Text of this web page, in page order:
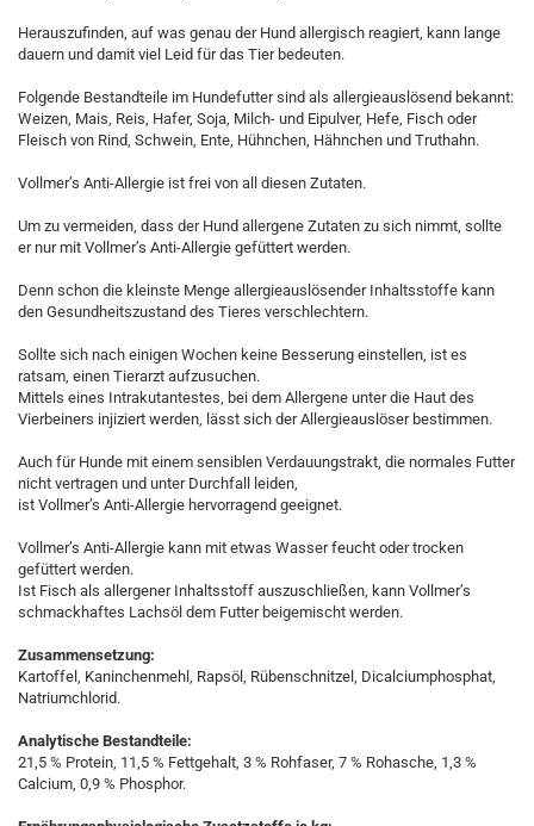
Herauszufinden, auf was genau der Hund allergisch reagiert, kann lange
dauern und damit viel Leid für das Tier bedeuten.
Folgende Bestandteile im Hundefutter sind als allergieauslösend bekannt:
Weizen, Mais, Reis, Hafer, Soja, Milch- und Eipulver, Hefe, Fisch oder
Fleisch von Rind, Schwein, Ente, Hühnchen, Hähnchen und Truthahn.
Vollmer’s Anti-Allergie ist frei von all diesen Zutaten.
Um zu vermeiden, dass der Hund allergene Zutaten zu sich nimmt, sollte
er nur mit Vollmer’s Anti-Allergie gefüttert werden.
Denn schon die kleinste Menge allergieauslösender Inhaltsstoffe kann
den Gesundheitszustand des Tieres verschlechtern.
Sollte sich nach einigen Wochen keine Besserung einstellen, ist es
ratsam, einen Tierarzt aufzusuchen.
Mittels eines Intrakutantestes, bei dem Allergene unter die Haut des
Vierbeiners injiziert werden, lässt sich der Allergieauslöser bestimmen.
Auch für Hunde mit einem sensiblen Verdauungstrakt, die normales Futter
nicht vertragen und unter Durchfall leiden,
ist Vollmer’s Anti-Allergie hervorragend geeignet.
Vollmer’s Anti-Allergie kann mit etwas Wasser feucht oder trocken
gefüttert werden.
Ist Fisch als allergener Inhaltsstoff auszuschließen, kann Vollmer’s
schmackhaftes Lachsöl dem Futter beigemischt werden.
Zusammensetzung:
Kartoffel, Kaninchenmehl, Rapsöl, Rübenschnitzel, Dicalciumphosphat,
Natriumchlorid.
Analytische Bestandteile:
21,5 % Protein, 11,5 % Fettgehalt, 3 % Rohfaser, 7 % Rohasche, 1,3 %
Calcium, 0,9 % Phosphor.